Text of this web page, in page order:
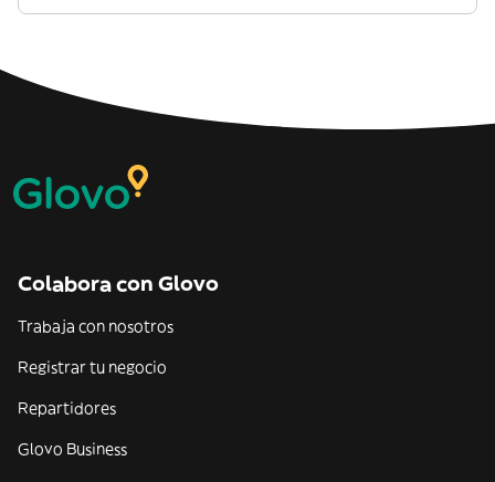
Colabora con Glovo
Trabaja con nosotros
Registrar tu negocio
Repartidores
Glovo Business